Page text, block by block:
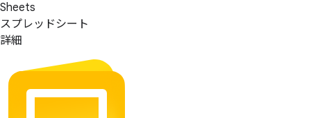
Sheets
スプレッドシート
詳細